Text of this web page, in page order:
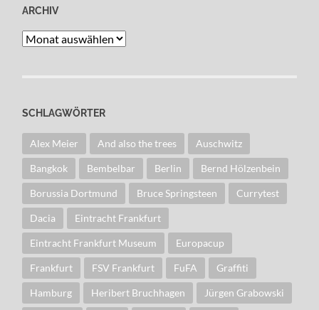
ARCHIV
Archiv
SCHLAGWÖRTER
Alex Meier And also the trees Auschwitz
Bangkok Bembelbar Berlin Bernd Hölzenbein
Borussia Dortmund Bruce Springsteen Currytest
Dacia Eintracht Frankfurt
Eintracht Frankfurt Museum Europacup
Frankfurt FSV Frankfurt FuFA Graffiti
Hamburg Heribert Bruchhagen Jürgen Grabowski